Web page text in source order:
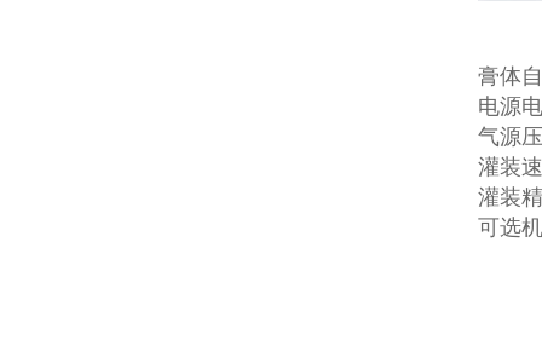
膏体
电源
气源
灌装
灌装
可选